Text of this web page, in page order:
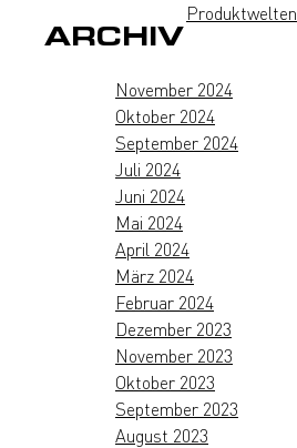
Produktwelten
ARCHIV
November 2024
Oktober 2024
September 2024
Juli 2024
Juni 2024
Mai 2024
April 2024
März 2024
Februar 2024
Dezember 2023
November 2023
Oktober 2023
September 2023
August 2023